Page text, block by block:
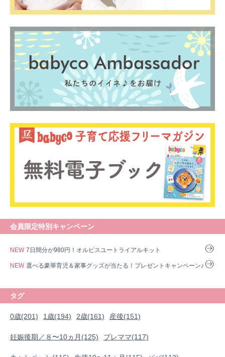
会員限定特別キャンペーン
NEW 7日間分が980円！オルビスユートライアルキット
NEW 選べる豪華育児＆家事グッズが当たる！プレゼントキャンペーン♪
タグ
0歳(201) 1歳(194) 2歳(161) 産後(151)
妊娠後期／８〜10ヵ月(125) プレママ(117)